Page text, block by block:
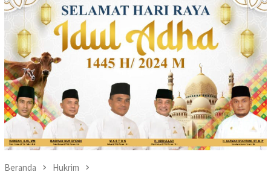
Beranda Hukrim